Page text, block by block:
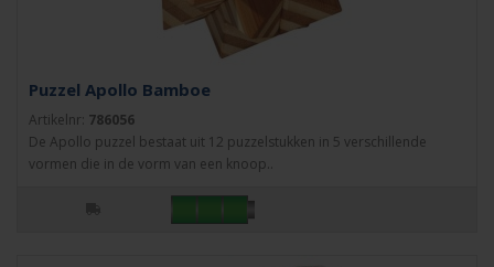
Puzzel Apollo Bamboe
Artikelnr: 786056
De Apollo puzzel bestaat uit 12 puzzelstukken in 5 verschillende
vormen die in de vorm van een knoop..